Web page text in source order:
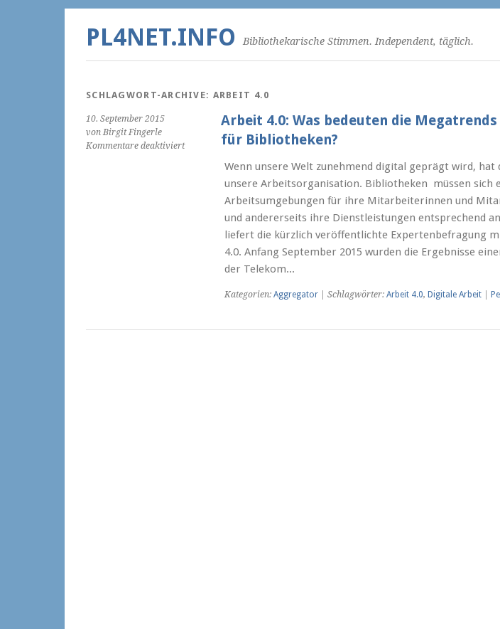
PL4NET.INFO Bibliothekarische Stimmen. Independent, täglich.
SCHLAGWORT-ARCHIVE: ARBEIT 4.0
10. September 2015
von Birgit Fingerle
Kommentare deaktiviertfür
Arbeit 4.0: Was bedeuten die
für Bibliotheken?
Wenn unsere Welt zunehmend digital geprägt wird, hat
unsere Arbeitsorganisation. Bibliotheken müssen sich
Arbeitsumgebungen für ihre Mitarbeiterinnen und
und andererseits ihre Dienstleistungen entsprechend
liefert die kürzlich veröffentlichte Expertenbefragung
4.0. Anfang September 2015 wurden die Ergebnisse
der Telekom...
Kategorien: Aggregator| Schlagwörter: Arbeit 4.0, Digitale Arbeit|